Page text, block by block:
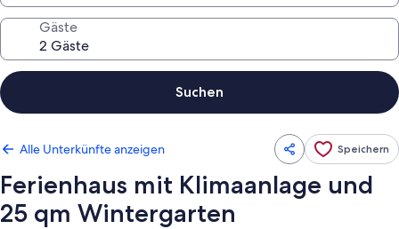
Gäste
Suchen
Alle Unterkünfte anzeigen Speichern
Ferienhaus mit Klimaanlage und
25 qm Wintergarten